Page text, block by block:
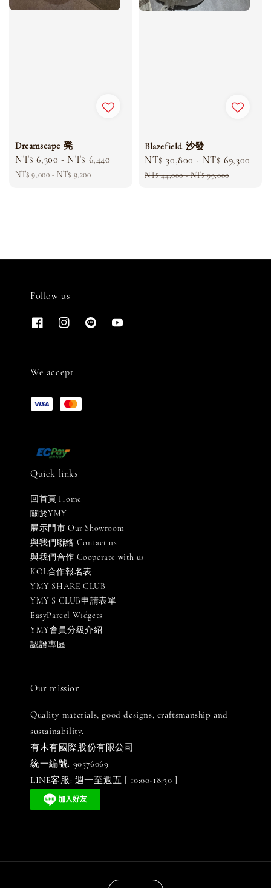
Dreamscape 凳
Sale
price
NT$ 6,300 - NT$ 6,440
Regular
NT$ 9,000-NT$ 9,200
Blazefield 沙發
Sale
price
NT$ 30,800 - NT$ 69,300
NT$ 44,000-NT$ 99,000
Follow us
We accept
Quick links
回首頁 Home
關於YMY
展示門市 Our Showroom
與我們聯絡 Contact us
與我們合作 Cooperate with us
KOL合作報名表
YMY SHARE CLUB
YMY S CLUB申請表單
EasyParcel Widgets
YMY會員分級介紹
認證專區
Our mission
Quality materials, good designs, craftsmanship and
sustainability.
有木有國際股份有限公司
統一編號: 90576069
LINE客服: 週一至週五 [ 10:00-18:30 ]